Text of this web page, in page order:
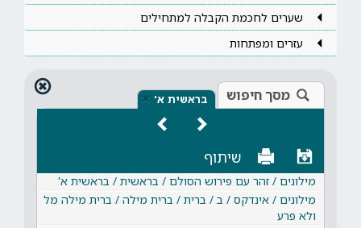
שערים לחכמת הקבלה למתחילים
עזרים ומפתחות
מסך חיפוש בראשית א' ×
שיתוף
מילונים / זהר עם פירוש הסולם / בראשית / בראשית א'
מילונים / אינדקס / ב / ברית / ברית מילה / ברית מילה מל
ולא פרע